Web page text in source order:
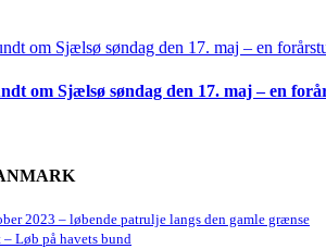
om Sjælsø søndag den 17. maj – en
2023 – løbende patrulje langs den gamle grænse
Løb på havets bund